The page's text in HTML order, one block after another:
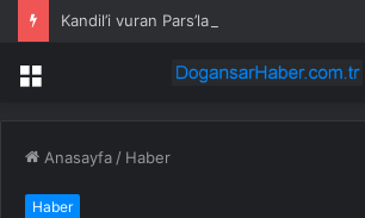
Kandil’i vuran Pars’lara 4 ay dış görev
Menü
Anasayfa / Haber
Haber